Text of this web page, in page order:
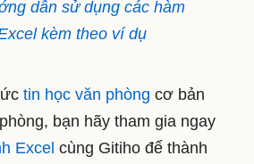
dẫn sử dụng các hàm
kèm theo ví dụ
tin học văn phòng cơ bản
bạn hãy tham gia ngay
Excel cùng Gitiho để thành